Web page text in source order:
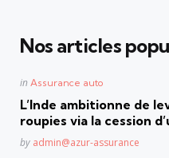
Nos articles
Posted
in Assurance auto
L’Inde ambitionne de
roupies via la cession
Posted
by admin@azur-assurance